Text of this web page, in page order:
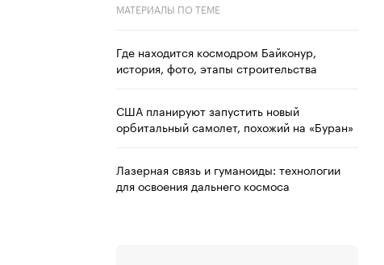
МАТЕРИАЛЫ ПО ТЕМЕ
Где находится космодром Байконур,
история, фото, этапы строительства
США планируют запустить новый
орбитальный самолет, похожий на «Буран»
Лазерная связь и гуманоиды: технологии
для освоения дальнего космоса